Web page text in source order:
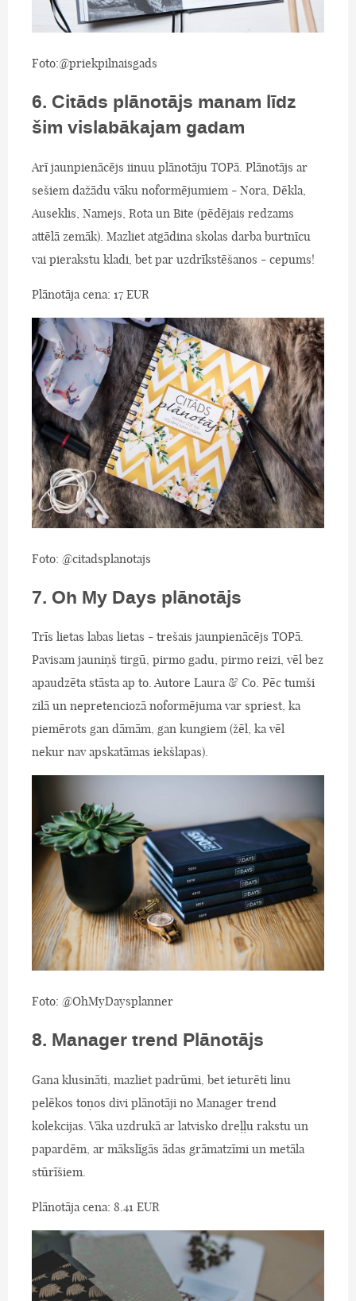
Foto:@priekpilnaisgads
6. Citāds plānotājs manam līdz
šim vislabākajam gadam
Arī jaunpienācējs iinuu plānotāju TOPā. Plānotājs ar
sešiem dažādu vāku noformējumiem - Nora, Dēkla,
Auseklis, Namejs, Rota un Bite (pēdējais redzams
attēlā zemāk). Mazliet atgādina skolas darba burtnīcu
vai pierakstu kladi, bet par uzdrīkstēšanos - cepums!
Plānotāja cena: 17 EUR
Foto: @citadsplanotajs
7. Oh My Days plānotājs
Trīs lietas labas lietas - trešais jaunpienācējs TOPā.
Pavisam jauniņš tirgū, pirmo gadu, pirmo reizi, vēl bez
apaudzēta stāsta ap to. Autore Laura & Co. Pēc tumši
zilā un nepretenciozā noformējuma var spriest, ka
piemērots gan dāmām, gan kungiem (žēl, ka vēl
nekur nav apskatāmas iekšlapas).
Foto: @OhMyDaysplanner
8. Manager trend Plānotājs
Gana klusināti, mazliet padrūmi, bet ieturēti linu
pelēkos toņos divi plānotāji no Manager trend
kolekcijas. Vāka uzdrukā ar latvisko dreļļu rakstu un
papardēm, ar mākslīgās ādas grāmatzīmi un metāla
stūrīšiem.
Plānotāja cena: 8.41 EUR